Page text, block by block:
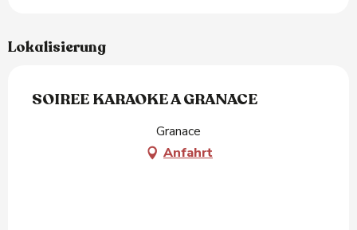
Lokalisierung
SOIREE KARAOKE A GRANACE
Granace
Anfahrt